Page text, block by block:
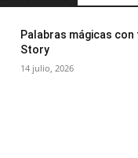
Palabras mágicas
Story
14 julio, 2026